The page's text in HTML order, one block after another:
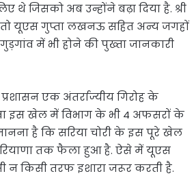
थे जिसको अब उन्होंने बढ़ा दिया है. श्री
तो यूएस गुप्ता लखनऊ सहित अन्य जगहों
में भी होने की पुख्ता जानकारी
एक अंतर्राज्यीय गिरोह के
इस खेल में विभाग के भी 4 अफसरों के
है कि सरिया चोरी के इस पूरे खेल
तक फैला हुआ है. ऐसे में यूएस
न किसी तरफ इशारा जरूर करती है.